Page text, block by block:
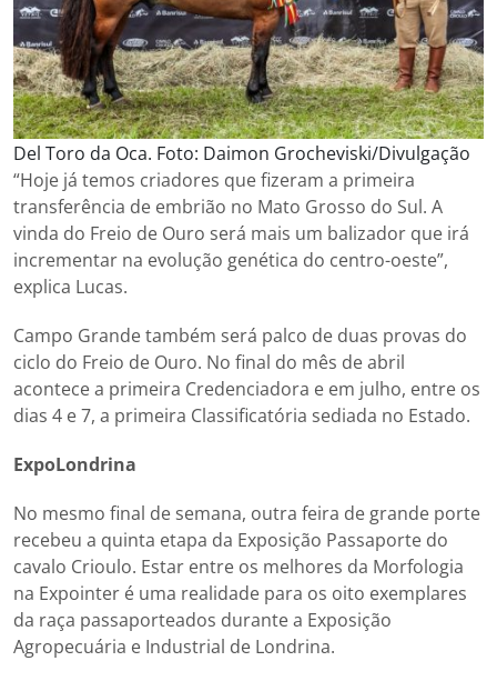
Del Toro da Oca. Foto: Daimon Grocheviski/Divulgação
“Hoje já temos criadores que fizeram a primeira
transferência de embrião no Mato Grosso do Sul. A
vinda do Freio de Ouro será mais um balizador que irá
incrementar na evolução genética do centro-oeste”,
explica Lucas.
Campo Grande também será palco de duas provas do
ciclo do Freio de Ouro. No final do mês de abril
acontece a primeira Credenciadora e em julho, entre os
dias 4 e 7, a primeira Classificatória sediada no Estado.
ExpoLondrina
No mesmo final de semana, outra feira de grande porte
recebeu a quinta etapa da Exposição Passaporte do
cavalo Crioulo. Estar entre os melhores da Morfologia
na Expointer é uma realidade para os oito exemplares
da raça passaporteados durante a Exposição
Agropecuária e Industrial de Londrina.